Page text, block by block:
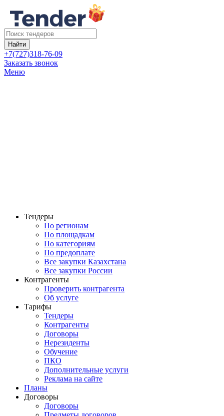
Найти
+7(727)318-76-09
Заказать звонок
Меню
Тендеры
По регионам
По площадкам
По категориям
По предоплате
Все закупки Казахстана
Все закупки России
Контрагенты
Проверить контрагента
Об услуге
Тарифы
Тендеры
Контрагенты
Договоры
Нерезиденты
Обучение
ПКО
Дополнительные услуги
Реклама на сайте
Планы
Договоры
Договоры